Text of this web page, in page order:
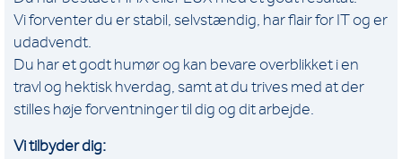
Vi forventer du er stabil, selvstændig, har flair for IT og er
udadvendt.
Du har et godt humør og kan bevare overblikket i en
travl og hektisk hverdag, samt at du trives med at der
stilles høje forventninger til dig og dit arbejde.
Vi tilbyder dig: